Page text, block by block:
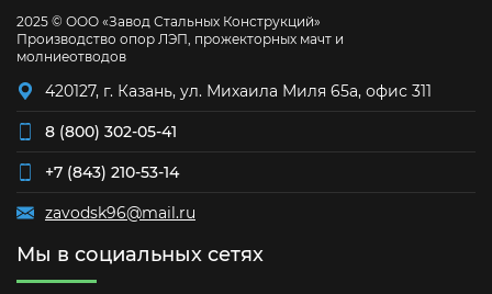
2025 © ООО «Завод Стальных Конструкций»
Производство опор ЛЭП, прожекторных мачт и
молниеотводов
420127, г. Казань, ул. Михаила Миля 65а, офис 311
8 (800) 302-05-41
+7 (843) 210-53-14
zavodsk96@mail.ru
Мы в социальных сетях